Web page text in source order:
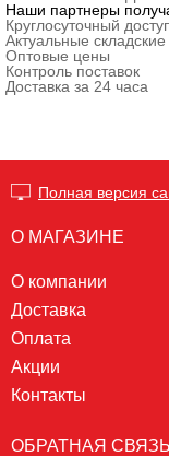
Наши партнеры
Круглосуточный
Актуальные складские
Оптовые цены
Контроль поставок
Доставка за 24 часа
Полная версия
О МАГАЗИНЕ
О компании
Доставка
Оплата
Акции
Контакты
ОБРАТНАЯ СВЯЗЬ